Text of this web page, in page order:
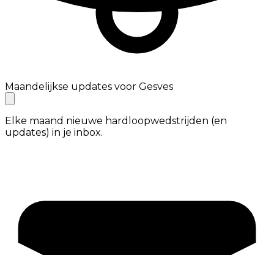
Maandelijkse updates voor Gesves
Elke maand nieuwe hardloopwedstrijden (en
updates) in je inbox.